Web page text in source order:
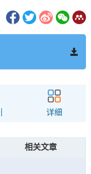
详细
相关文章